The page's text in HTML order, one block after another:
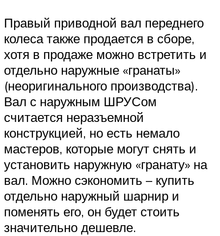
Правый приводной вал переднего
колеса также продается в сборе,
хотя в продаже можно встретить и
отдельно наружные «гранаты»
(неоригинального производства).
Вал с наружным ШРУСом
считается неразъемной
конструкцией, но есть немало
мастеров, которые могут снять и
установить наружную «гранату» на
вал. Можно сэкономить – купить
отдельно наружный шарнир и
поменять его, он будет стоить
значительно дешевле.